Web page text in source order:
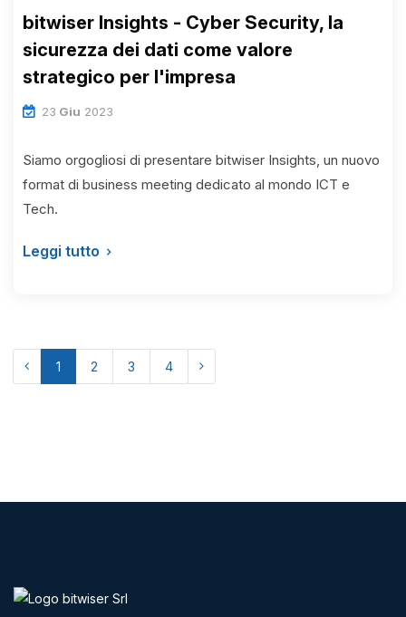
bitwiser Insights - Cyber Security, la
sicurezza dei dati come valore
strategico per l'impresa
23 Giu 2023
Siamo orgogliosi di presentare bitwiser Insights, un nuovo
format di business meeting dedicato al mondo ICT e
Tech.
Leggi tutto
1 2 3 4